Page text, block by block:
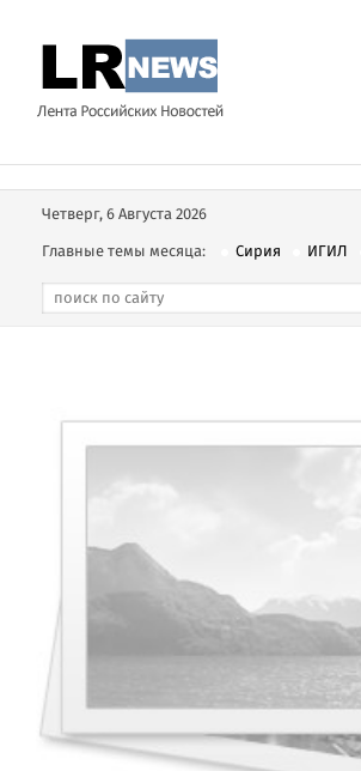
Четверг, 6 Августа 2026
Главные темы месяца:
Сирия ИГИЛ